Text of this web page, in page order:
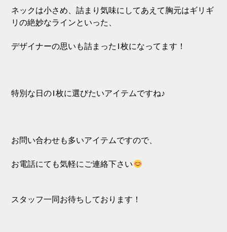
ネックは小さめ、詰まり気味にしてあえて胸元はギリギ
リの絶妙なラインといった、
デザイナーの思いも詰まった1枚になってます！
特別な日の1枚に選びたいアイテムですね♪
お問い合わせも多いアイテムですので、
お電話にても気軽にご連絡下さい
スタッフ一同お待ちしております！